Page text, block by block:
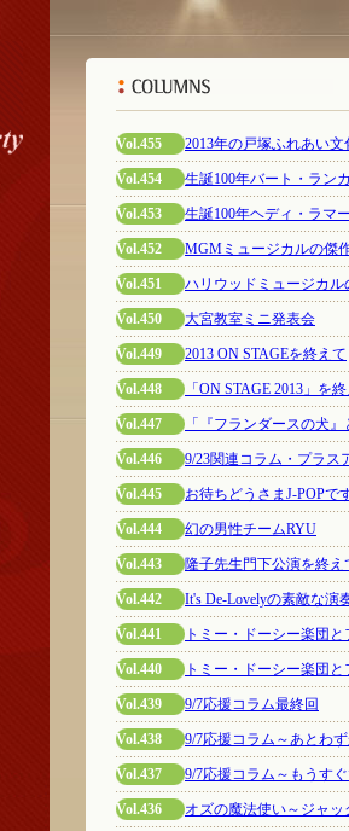
Vol.455 2013年の戸塚ふれあい
Vol.454 生誕100年バート・ラン
Vol.453 生誕100年ヘディ・ラマ
Vol.452 MGMミュージカルの傑
Vol.451 ハリウッドミュージカ
Vol.450 大宮教室ミニ発表会
Vol.449 2013 ON STAGEを終えて
Vol.448 「ON STAGE 2013」を
Vol.447 「『フランダースの犬
Vol.446 9/23関連コラム・プラス
Vol.445 お待ちどうさまJ-POPで
Vol.444 幻の男性チームRYU
Vol.443 隆子先生門下公演を終え
Vol.442 It's De-Lovelyの素敵な演
Vol.441 トミー・ドーシー楽団
Vol.440 トミー・ドーシー楽団
Vol.439 9/7応援コラム最終回
Vol.438 9/7応援コラム～あとわ
Vol.437 9/7応援コラム～もうす
Vol.436 オズの魔法使い～ジャ